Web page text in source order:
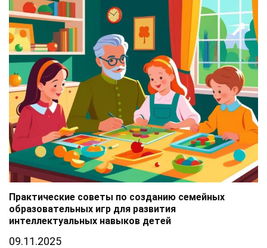
Практические советы по созданию семейных
образовательных игр для развития
интеллектуальных навыков детей
09.11.2025